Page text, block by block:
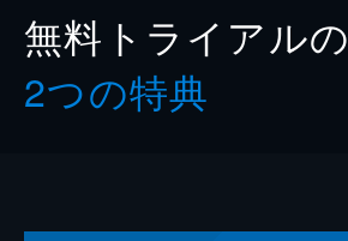
無料トライアルの
2つの特典